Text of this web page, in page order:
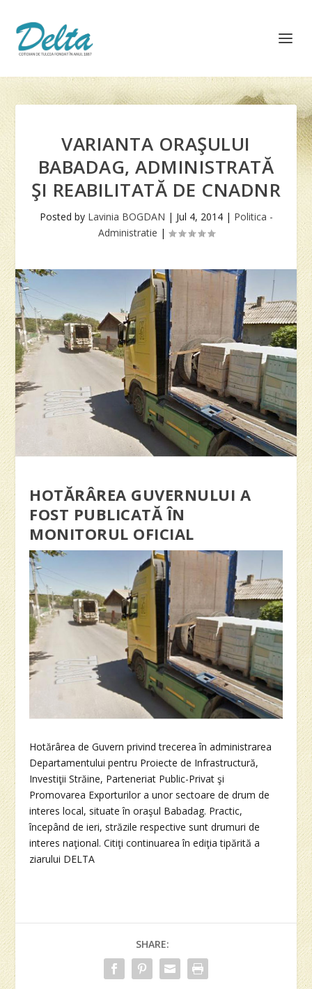
VARIANTA ORAŞULUI
BABADAG, ADMINISTRATĂ
ŞI REABILITATĂ DE CNADNR
Posted by Lavinia BOGDAN | Jul 4, 2014| Politica -
Administratie |
HOTĂRÂREA GUVERNULUI A
FOST PUBLICATĂ ÎN
MONITORUL OFICIAL
Hotărârea de Guvern privind trecerea în administrarea
Departamentului pentru Proiecte de Infrastructură,
Investiţii Străine, Parteneriat Public-Privat şi
Promovarea Exporturilor a unor sectoare de drum de
interes local, situate în oraşul Babadag. Practic,
începând de ieri, străzile respective sunt drumuri de
interes naţional. Citiţi continuarea în ediţia tipărită a
ziarului DELTA
SHARE: